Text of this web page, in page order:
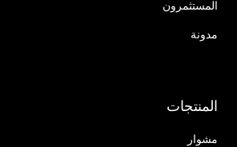
المستثمرون
مدونة
المنتجات
مشوار